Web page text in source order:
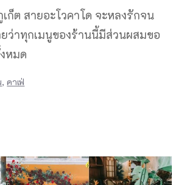
เก็ต สายอะโวคาโด จะหลงรักจน
ว่าทุกเมนูของร้านนี้มีส่วนผสมขอ
หมด
,คาเฟ่